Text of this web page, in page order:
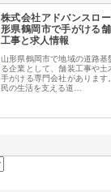
株式会社アドバンスロ
形県鶴岡市で手がける
工事と求人情報
山形県鶴岡市で地域の道路基
る企業として、舗装工事や土
手がける専門会社があります
民の生活を支える道…